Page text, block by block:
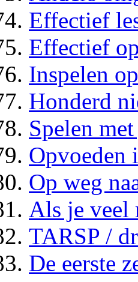
Effectief
Effectief
Inspelen
Honderd
Spelen
Opvoeden
Op weg
Als je veel
TARSP /
De eerste